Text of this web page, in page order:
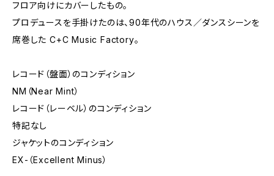
フロア向けにカバーしたもの。
プロデュースを手掛けたのは、90年代のハウス／ダンスシーンを
席巻した C+C Music Factory。
レコード（盤面）のコンディション
NM（Near Mint）
レコード（レーベル）のコンディション
特記なし
ジャケットのコンディション
EX-（Excellent Minus）